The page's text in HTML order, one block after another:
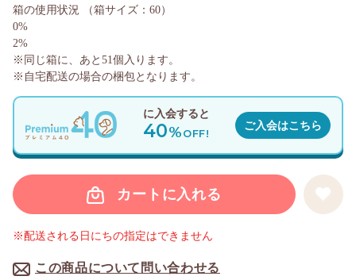
カートに入れる
この商品について問い合わせる
※配送される日にちの指定はできません
に入会すると
40%OFF!
ご入会はこちら
箱の使用状況
（箱サイズ：60）
0%
2%
※同じ箱に、あと 51個入ります。
※自宅配送の場合の梱包となります。